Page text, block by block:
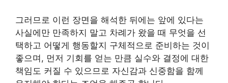
그러므로 이런 장면을 해석한 뒤에는 앞에 있다는
사실에만 만족하지 말고 차례가 왔을 때 무엇을 선
택하고 어떻게 행동할지 구체적으로 준비하는 것이
좋으며, 먼저 기회를 얻는 만큼 실수와 결정에 대한
책임도 커질 수 있으므로 자신감과 신중함을 함께